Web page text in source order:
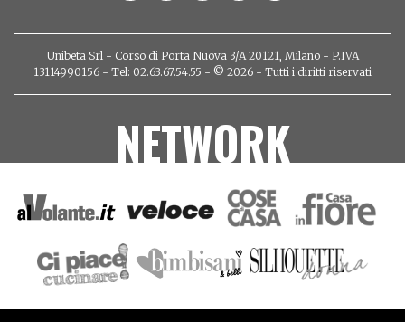
Unibeta Srl - Corso di Porta Nuova 3/A 20121, Milano - P.IVA
13114990156 - Tel: 02.63.67.54.55 - © 2026 - Tutti i diritti riservati
NETWORK